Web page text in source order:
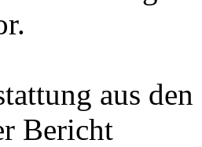
aus
Bericht